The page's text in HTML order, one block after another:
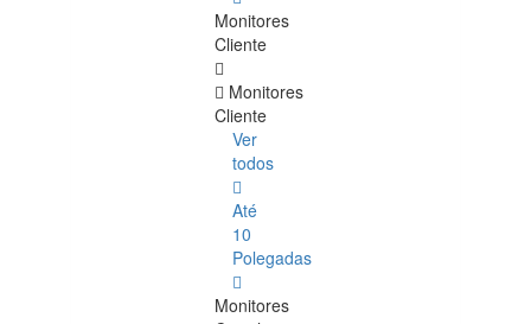
Monitores
Cliente
Monitores
Cliente
Ver
todos
Até
10
Polegadas
Monitores